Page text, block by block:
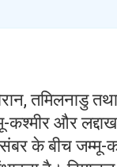
तमिलनाडु
कश्मीर और
के बीच जम्मू-